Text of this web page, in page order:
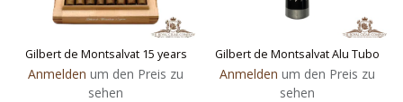
Gilbert de Montsalvat 15 years
Anmelden um den Preis zu
sehen
Gilbert de Montsalvat Alu Tubo
Anmelden um den Preis zu
sehen